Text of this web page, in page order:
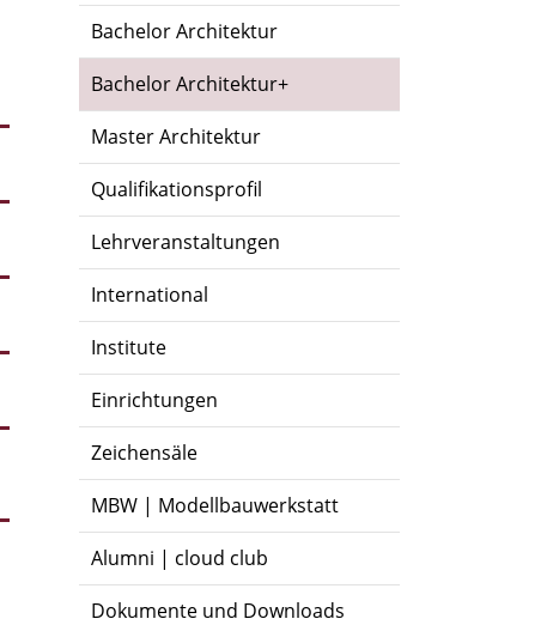
Bachelor Architektur
Bachelor Architektur+
Master Architektur
Qualifikationsprofil
Lehrveranstaltungen
International
Institute
Einrichtungen
Zeichensäle
MBW | Modellbauwerkstatt
Alumni | cloud club
Dokumente und Downloads